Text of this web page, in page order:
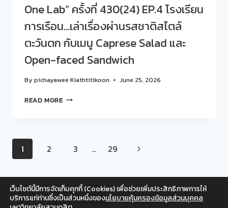
หัวหน้า
งาน
ครั้ง
431(25)
CONCEPT:
SDU
OPPORTUNITY
75
เปลี่ยน
INSPIRE
เปิด
ประตู
สู่
One Lab“ ครั้งที่ 430(24) EP.4 โรงเรียน
การเรือน…เล่าเรื่องผ่านรสชาติสไตล์
ตะวันตก กับเมนู Caprese Salad และ
Open-faced Sandwich
Bypichayawee Kiathtitikoon June 25, 2026
READ MOREสวน
จัด
กิจกรรม
“คุย
Page
navigation
1 2 3 … 29
Next
Facebook Twitter Instagram
YouTube
เว็บไซต์นี้มีการจัดเก็บคุกกี้ (Cookies) เพื่อช่วยเพิ่มประสิทธิภาพการให้
บริการแก่ท่านซึ่งเป็นส่วนหนึ่งของนโยบายคุ้มครองข้อมูลส่วนบุคคล